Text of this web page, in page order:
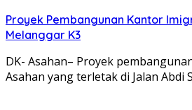
Proyek Pembangunan Kantor
Melanggar K3
DK- Asahan– Proyek
Asahan yang terletak di Jalan Abdi